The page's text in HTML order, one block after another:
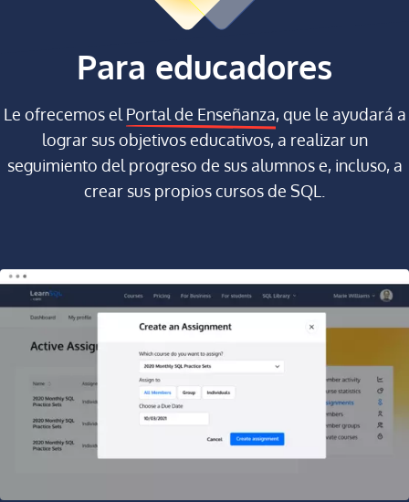
Para educadores
Le ofrecemos el Portal de Enseñanza, que le ayudará a
lograr sus objetivos educativos, a realizar un
seguimiento del progreso de sus alumnos e, incluso, a
crear sus propios cursos de SQL.